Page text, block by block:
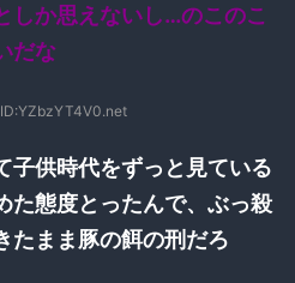
しか思えないし…のこのこ
だな
子供時代をずっと見ている
た態度とったんで、ぶっ殺
たまま豚の餌の刑だろ